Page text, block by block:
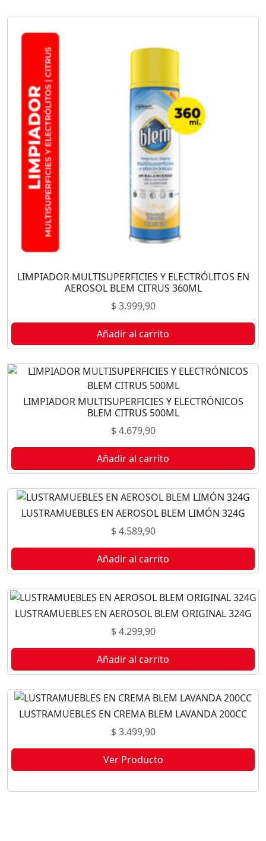
LIMPIADOR MULTISUPERFICIES Y ELECTRÓLITOS EN
AEROSOL BLEM CITRUS 360ML
$3.999,90
Añadir al carrito
LIMPIADOR MULTISUPERFICIES Y ELECTRÓNICOS
BLEM CITRUS 500ML
$4.679,90
Añadir al carrito
LUSTRAMUEBLES EN AEROSOL BLEM LIMÓN 324G
$4.589,90
Añadir al carrito
LUSTRAMUEBLES EN AEROSOL BLEM ORIGINAL 324G
$4.299,90
Añadir al carrito
LUSTRAMUEBLES EN CREMA BLEM LAVANDA 200CC
$3.499,90
Ver Producto